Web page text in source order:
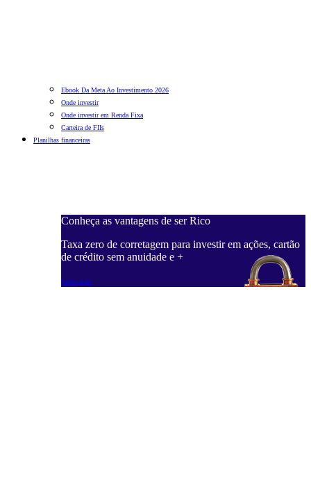
Ebook Da Meta Ao Investimento 2026
Onde investir
Onde investir em Renda Fixa
Carteira de FIIs
Planilhas financeiras
Conheça as vantagens de ser Rico
Taxa zero de corretagem para investir em ações, cartão
de crédito sem anuidade e +
Saiba mais